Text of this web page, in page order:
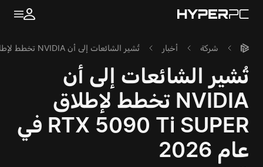
شركة أخبار تُشير الشائعات إلى أن NVIDIA تخطط لإطلاق RTX 5090 Ti SUPER في عام 2026
تُشير الشائعات إلى أن
NVIDIA تخطط لإطلاق
RTX 5090 Ti SUPER في
عام 2026